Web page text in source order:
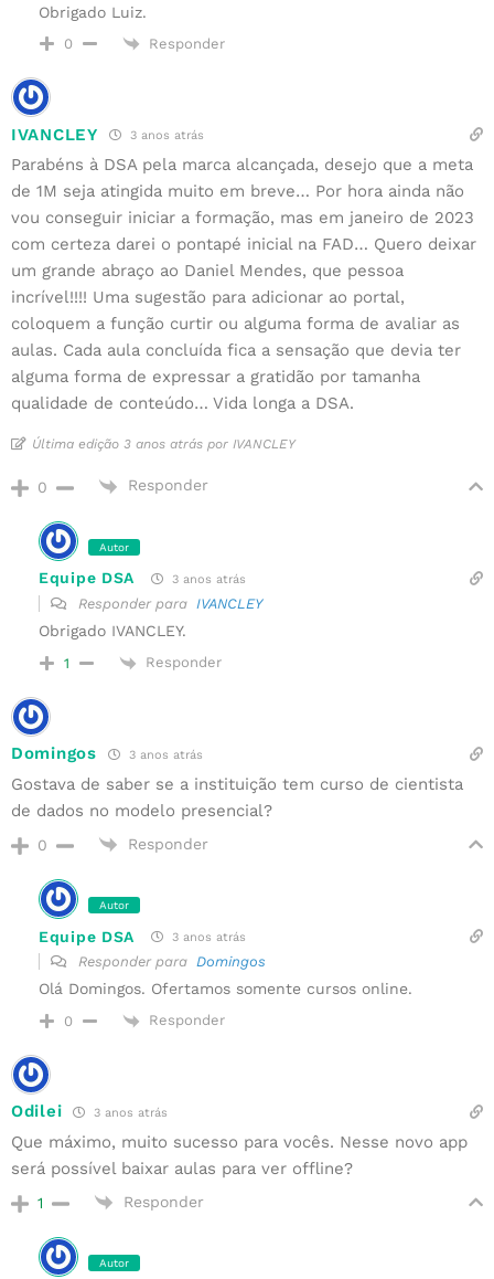
Obrigado Luiz.
0 Responder
IVANCLEY 3 anos atrás
Parabéns à DSA pela marca alcançada, desejo que a meta
de 1M seja atingida muito em breve… Por hora ainda não
vou conseguir iniciar a formação, mas em janeiro de 2023
com certeza darei o pontapé inicial na FAD… Quero deixar
um grande abraço ao Daniel Mendes, que pessoa
incrível!!!! Uma sugestão para adicionar ao portal,
coloquem a função curtir ou alguma forma de avaliar as
aulas. Cada aula concluída fica a sensação que devia ter
alguma forma de expressar a gratidão por tamanha
qualidade de conteúdo… Vida longa a DSA.
Última edição 3 anos atrás por IVANCLEY
0 Responder
Autor
Equipe DSA 3 anos atrás
Responder para IVANCLEY
Obrigado IVANCLEY.
1 Responder
Domingos 3 anos atrás
Gostava de saber se a instituição tem curso de cientista
de dados no modelo presencial?
0 Responder
Autor
Equipe DSA 3 anos atrás
Responder para Domingos
Olá Domingos. Ofertamos somente cursos online.
0 Responder
Odilei 3 anos atrás
Que máximo, muito sucesso para vocês. Nesse novo app
será possível baixar aulas para ver offline?
1 Responder
Autor